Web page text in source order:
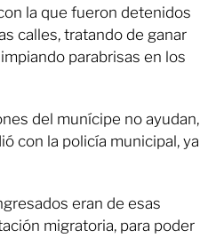
la que fueron detenidos
calles, tratando de ganar
parabrisas en los
del munícipe no ayudan,
con la policía municipal, ya
eran de esas
migratoria, para poder